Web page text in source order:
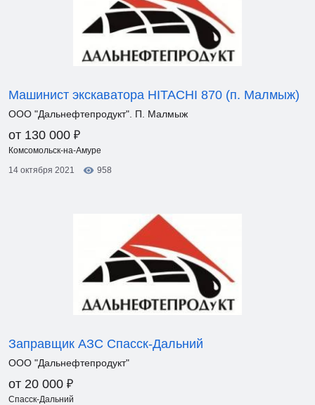
Машинист экскаватора HITACHI 870 (п. Малмыж)
ООО "Дальнефтепродукт". П. Малмыж
от 130 000 ₽
Комсомольск-на-Амуре
14 октября 2021
958
Заправщик АЗС Спасск-Дальний
ООО "Дальнефтепродукт"
от 20 000 ₽
Спасск-Дальний